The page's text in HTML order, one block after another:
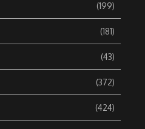
(199)
(181)
(43)
(372)
(424)